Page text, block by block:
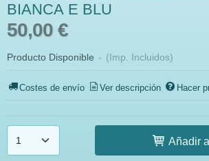
BIANCA E BLU
50,00 €
Producto Disponible - (Imp. Incluidos)
Costes de envío Ver descripción Hacer
Añadir